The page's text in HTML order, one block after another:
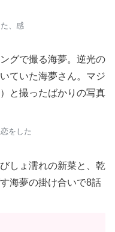
、感
グで撮る海夢。逆光の
ていた海夢さん。マジ
と撮ったばかりの写真
をした
しょ濡れの新菜と、乾
海夢の掛け合いで8話